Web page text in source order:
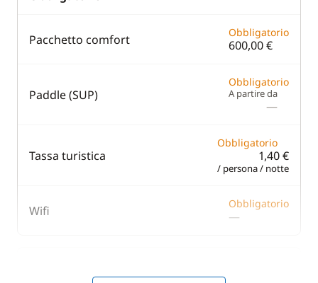
Pacchetto comfort Obbligatorio
600,00 €
Paddle (SUP)
Obbligatorio
A partire da
—
Tassa turistica
Obbligatorio
1,40 €
/ persona / notte
Wifi Obbligatorio
—